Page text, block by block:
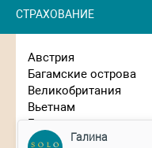
СТРАХОВАНИЕ
Австрия
Багамские острова
Великобритания
Вьетнам
Германия
ГонконгГалина